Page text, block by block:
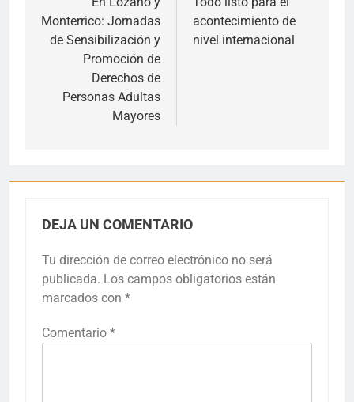
entradas
Monterrico: Jornadas
de Sensibilización y
Promoción de
Derechos de
Personas Adultas
Mayores
acontecimiento de
nivel internacional
DEJA UN COMENTARIO
Tu dirección de correo electrónico no será
publicada. Los campos obligatorios están
marcados con *
Comentario *